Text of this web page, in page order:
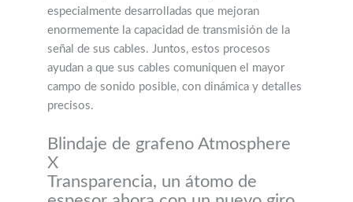
especialmente desarrolladas que mejoran
enormemente la capacidad de transmisión de la
señal de sus cables. Juntos, estos procesos
ayudan a que sus cables comuniquen el mayor
campo de sonido posible, con dinámica y detalles
precisos.
Blindaje de grafeno Atmosphere
X
Transparencia, un átomo de